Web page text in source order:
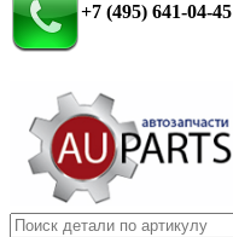
+7 (495) 641-04-45